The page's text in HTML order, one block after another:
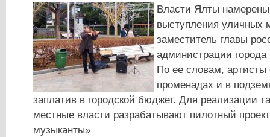
Власти Ялты намерены
выступления уличных
заместитель главы
администрации
По ее словам, артисты
променадах и в
заплатив в городской бюджет. Для реализации
местные власти разрабатывают пилотный
музыканты»